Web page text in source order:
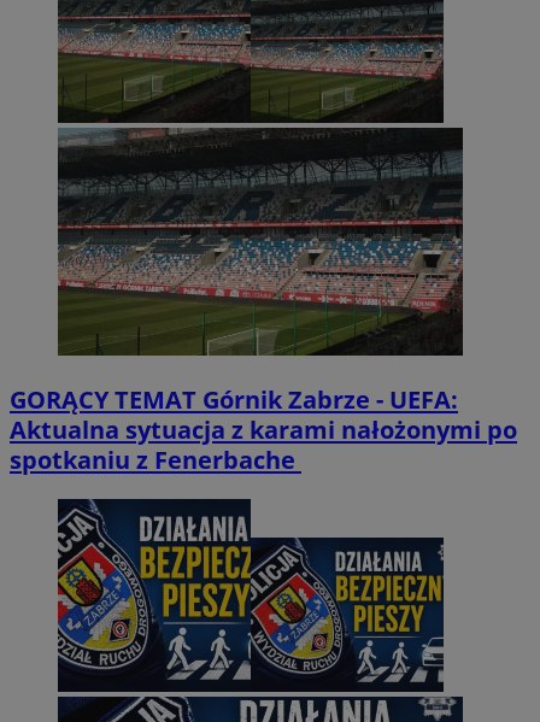
GORĄCY TEMAT Górnik Zabrze - UEFA:
Aktualna sytuacja z karami nałożonymi po
spotkaniu z Fenerbache